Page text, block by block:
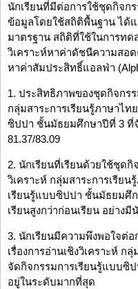
นักเรียนที่มีต่อการใช้ชุดกิจกร
ข้อมูลโดยใช้สถิติพื้นฐาน ได้แ
มาตรฐาน สถิติที่ใช้ในการทด
วิเคราะห์หาค่าดัชนีความสอ
หาค่าสัมประสิทธิ์แอลฟ่า
1. ประสิทธิภาพของชุดกิจกรร
กลุ่มสาระการเรียนรู้ภาษาไ
ซิปปา ชั้นมัธยมศึกษาปีที่ 3 ที่
81.37/83.09
2. นักเรียนที่เรียนด้วยใช้ชุดกิ
วิเคราะห์ กลุ่มสาระการเรีย
เรียนรู้แบบซิปปา ชั้นมัธยมศึ
เรียนสูงกว่าก่อนเรียน อย่าง
3. นักเรียนมีความพึงพอใจต่อ
เรื่องการอ่านเชิงวิเคราะห์ ก
จัดกิจกรรมการเรียนรู้แบบซิ
อยู่ในระดับมากที่สุด